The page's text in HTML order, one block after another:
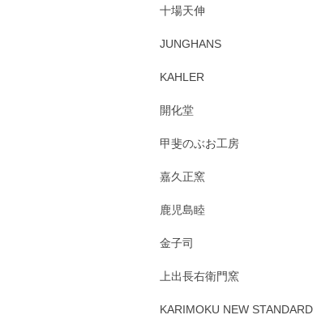
十場天伸
JUNGHANS
KAHLER
開化堂
甲斐のぶお工房
嘉久正窯
鹿児島睦
金子司
上出長右衛門窯
KARIMOKU NEW STANDARD